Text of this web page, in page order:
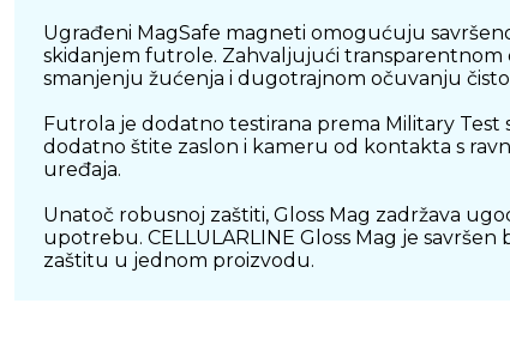
Ugrađeni MagSafe magneti omogućuju
skidanjem futrole. Zahvaljujući transparentnom
smanjenju žućenja i dugotrajnom očuvanju
Futrola je dodatno testirana prema Military
dodatno štite zaslon i kameru od kontakta s
uređaja.
Unatoč robusnoj zaštiti, Gloss Mag zadržava
upotrebu. CELLULARLINE Gloss Mag je
zaštitu u jednom proizvodu.